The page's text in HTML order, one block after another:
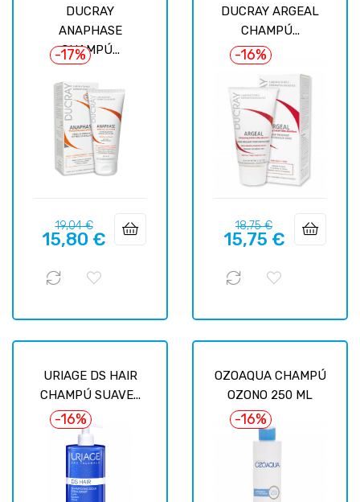
DUCRAY
ANAPHASE
CHAMPÚ...
-17%
Precio
regular
19,04 €Precio
15,80 €
DUCRAY ARGEAL
CHAMPÚ...
-16%
Precio
regular
18,75 €Precio
15,75 €
URIAGE DS HAIR
CHAMPÚ SUAVE...
-16%
OZOAQUA CHAMPÚ
OZONO 250 ML
-16%